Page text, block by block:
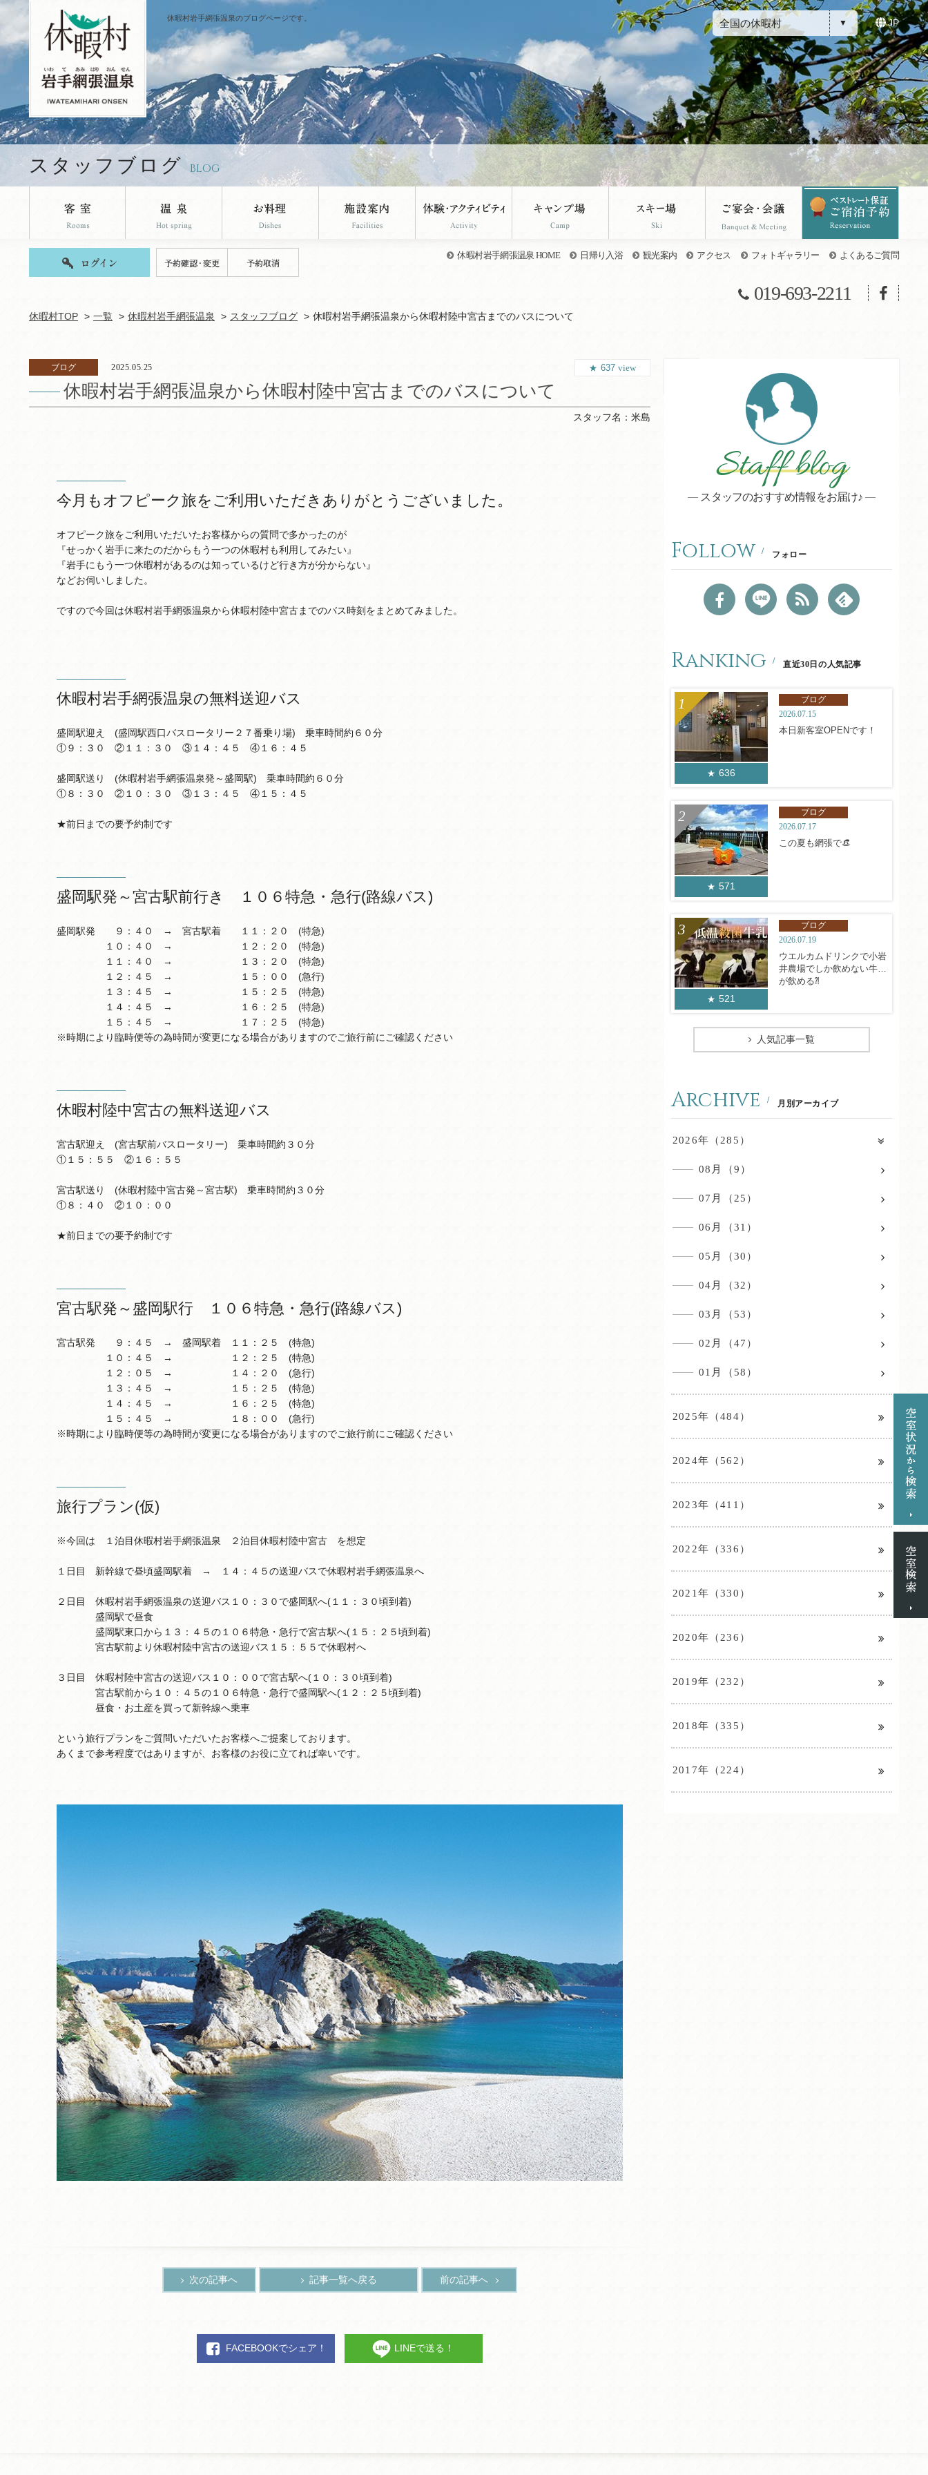
休暇村岩手網張温泉のブログページです。 全国の休暇村 JP
スタッフブログ BLOG
休暇村岩手網張温泉 HOME 日帰り入浴 観光案内 アクセス フォトギャラリー よくあるご質問
019-693-2211
休暇村TOP 一覧 休暇村岩手網張温泉 スタッフブログ 休暇村岩手網張温泉から休暇村陸中宮古までのバスについて
ブログ 2025.05.25
休暇村岩手網張温泉から休暇村陸中宮古までのバスについて
637 view
スタッフ名： 米島
今月もオフピーク旅をご利用いただきありがとうございました。
オフピーク旅をご利用いただいたお客様からの質問で多かったのが
『せっかく岩手に来たのだからもう一つの休暇村も利用してみたい』
『岩手にもう一つ休暇村があるのは知っているけど行き方が分からない』
などお伺いしました。
ですので今回は休暇村岩手網張温泉から休暇村陸中宮古までのバス時刻をまとめてみました。
休暇村岩手網張温泉の無料送迎バス
盛岡駅迎え (盛岡駅西口バスロータリー２７番乗り場) 乗車時間約６０分
①９：３０ ②１１：３０ ③１４：４５ ④１６：４５
盛岡駅送り (休暇村岩手網張温泉発～盛岡駅) 乗車時間約６０分
①８：３０ ②１０：３０ ③１３：４５ ④１５：４５
★前日までの要予約制です
盛岡駅発～宮古駅前行き １０６特急・急行(路線バス)
盛岡駅発 ９：４０ → 宮古駅着 １１：２０ (特急)
１０：４０ → １２：２０ (特急)
１１：４０ → １３：２０ (特急)
１２：４５ → １５：００ (急行)
１３：４５ → １５：２５ (特急)
１４：４５ → １６：２５ (特急)
１５：４５ → １７：２５ (特急)
※時期により臨時便等の為時間が変更になる場合がありますのでご旅行前にご確認ください
休暇村陸中宮古の無料送迎バス
宮古駅迎え (宮古駅前バスロータリー) 乗車時間約３０分
①１５：５５ ②１６：５５
宮古駅送り (休暇村陸中宮古発～宮古駅) 乗車時間約３０分
①８：４０ ②１０：００
★前日までの要予約制です
宮古駅発～盛岡駅行 １０６特急・急行(路線バス)
宮古駅発 ９：４５ → 盛岡駅着 １１：２５ (特急)
１０：４５ → １２：２５ (特急)
１２：０５ → １４：２０ (急行)
１３：４５ → １５：２５ (特急)
１４：４５ → １６：２５ (特急)
１５：４５ → １８：００ (急行)
※時期により臨時便等の為時間が変更になる場合がありますのでご旅行前にご確認ください
旅行プラン(仮)
※今回は １泊目休暇村岩手網張温泉 ２泊目休暇村陸中宮古 を想定
１日目 新幹線で昼頃盛岡駅着 → １４：４５の送迎バスで休暇村岩手網張温泉へ
２日目 休暇村岩手網張温泉の送迎バス１０：３０で盛岡駅へ(１１：３０頃到着)
盛岡駅で昼食
盛岡駅東口から１３：４５の１０６特急・急行で宮古駅へ(１５：２５頃到着)
宮古駅前より休暇村陸中宮古の送迎バス１５：５５で休暇村へ
３日目 休暇村陸中宮古の送迎バス１０：００で宮古駅へ(１０：３０頃到着)
宮古駅前から１０：４５の１０６特急・急行で盛岡駅へ(１２：２５頃到着)
昼食・お土産を買って新幹線へ乗車
という旅行プランをご質問いただいたお客様へご提案しております。
あくまで参考程度ではありますが、お客様のお役に立てれば幸いです。
次の記事へ 記事一覧へ戻る 前の記事へ
FACEBOOKでシェア！ LINEで送る！
Staff blog
スタッフのおすすめ情報をお届け♪
Follow フォロー
Ranking 直近30日の人気記事
636
ブログ
2026.07.15
本日新客室OPENです！
571
ブログ
2026.07.17
この夏も網張で👒
521
ブログ
2026.07.19
ウエルカムドリンクで小岩
井農場でしか飲めない牛乳
が飲める⁈
人気記事一覧
Archive 月別アーカイブ
2026年（285）
08月（9）
07月（25）
06月（31）
05月（30）
04月（32）
03月（53）
02月（47）
01月（58）
2025年（484）
2024年（562）
2023年（411）
2022年（336）
2021年（330）
2020年（236）
2019年（232）
2018年（335）
2017年（224）